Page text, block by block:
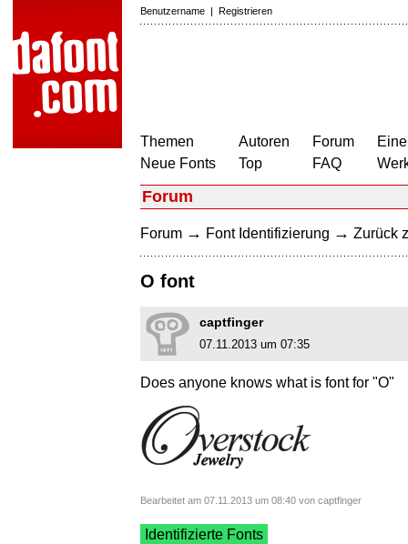
Benutzername | Registrieren
Themen
Neue Fonts
Autoren
Top
Forum
FAQ
Forum
Forum → Font Identifizierung → Zurück
O font
captfinger
07.11.2013 um 07:35
Does anyone knows what is font for "O"
Bearbeitet am 07.11.2013 um 08:40 von captfinger
Identifizierte Fonts